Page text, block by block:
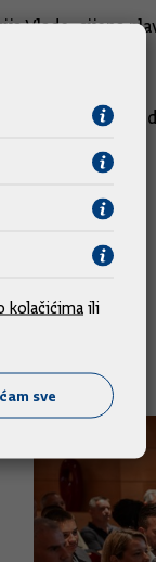
Vlade, cijena
govori o plavom
je.
kolačićima ili
sve